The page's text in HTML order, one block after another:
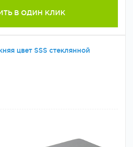
В ОДИН КЛИК
цвет SSS стеклянной